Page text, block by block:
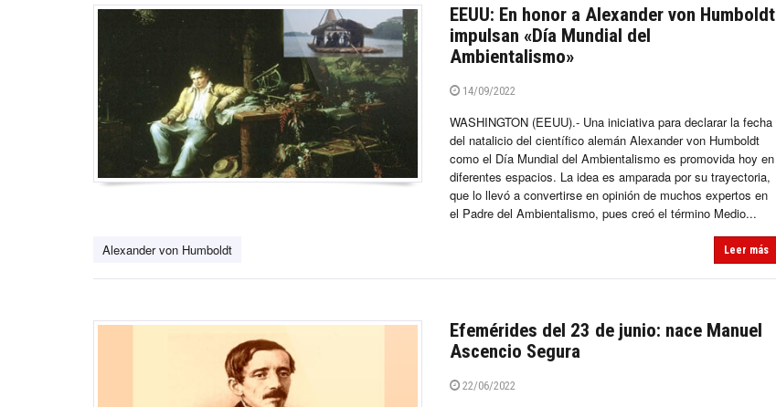
EEUU: En honor a Alexander von Humboldt
impulsan «Día Mundial del
Ambientalismo»
14/09/2022
WASHINGTON (EEUU).- Una iniciativa para declarar la fecha
del natalicio del científico alemán Alexander von Humboldt
como el Día Mundial del Ambientalismo es promovida hoy en
diferentes espacios. La idea es amparada por su trayectoria,
que lo llevó a convertirse en opinión de muchos expertos en
el Padre del Ambientalismo, pues creó el término Medio...
Alexander von Humboldt Leer más
Efemérides del 23 de junio: nace Manuel
Ascencio Segura
22/06/2022